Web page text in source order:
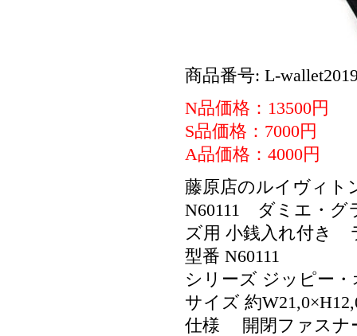
商品番号: L-
N品価格：13500円
S品価格：7000円
A品価格：4000円
藤原店のルイヴィ
N60111 ダミエ・
ズ用 小銭入れ付き
型番 N60111
シリーズ ジッピー
サイズ 約
仕様 開閉ファスナ